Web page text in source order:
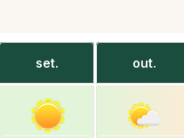
set. out.